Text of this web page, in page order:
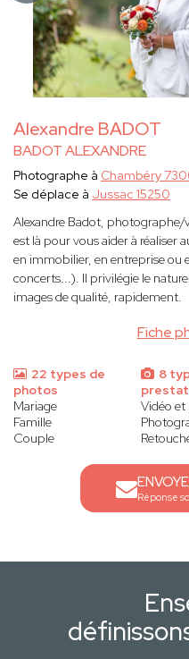
Alexandre BADOT
BADOT ALEXANDRE
Fiche
Photographe à Chambéry
Se déplace à Jussac 15250
Alexandre Badot, photographe/
est là pour vous aider à réaliser
en immobilier, en entreprise ou
concerts...). Il privilégie le
images de qualité, rapidement.
22 types de
photos
Mariage
Famille
Couple
8
Vidéo
Réponse